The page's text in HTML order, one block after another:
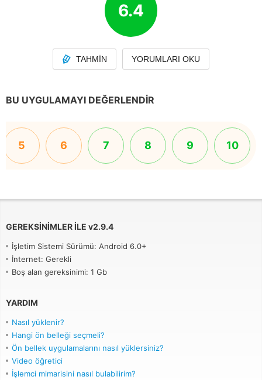
6.4
TAHMIN YORUMLARI OKU
BU UYGULAMAYI DEĞERLENDIR
5 6 7 8 9 10
GEREKSINIMLER ILE v2.9.4
İşletim Sistemi Sürümü: Android 6.0+
İnternet: Gerekli
Boş alan gereksinimi: 1 Gb
YARDIM
Nasıl yüklenir?
Hangi ön belleği seçmeli?
Ön bellek uygulamalarını nasıl yüklersiniz?
Video öğretici
İşlemci mimarisini nasıl bulabilirim?